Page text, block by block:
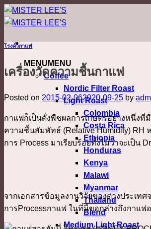
ข้าม
ไป
เนื้อหา
MENU MENU
Coffee
Nordic Filter Roast
Light Roast
Colombia
Costa Rica
Ethiopia
Honduras
Kenya
Malawi
Myanmar
Thailand
Blend
Medium Light Roast
โรงคั่วกาแฟ
เครื่องวัดความชื้นกาแฟ
Posted on 2015-02-062020-09-25 by
กาแฟก็เป็นดั่งพืชผลการเกษตรอย่างหนึ่ง
ความชื้นสัมพัทธ์ (Relative Humidity) RH
การ Process มาเรียบร้อยทั้งไม่ว่าจะเป็น
จากเอกสารข้อมูลงานวิจัยของต่างประเ
การProcessกาแฟ ในที่นี้ขอกล่างถึงกาแฟ